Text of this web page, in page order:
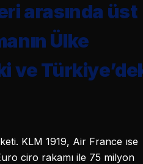
arasında üst
Ülke
ve
KLM 1919, Air France ıse
ciro rakamı ile 75 milyon